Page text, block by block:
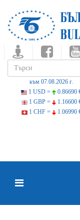
към 07.08.2026 г.
1 USD =
0.86690
1 GBP =
1.16600
1 CHF =
1.06990